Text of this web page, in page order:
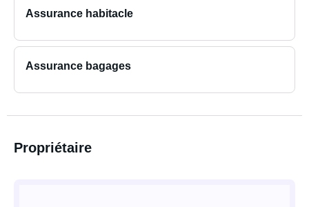
Assurance habitacle
Assurance bagages
Propriétaire